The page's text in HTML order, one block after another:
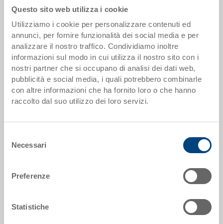
Questo sito web utilizza i cookie
Utilizziamo i cookie per personalizzare contenuti ed
annunci, per fornire funzionalità dei social media e per
analizzare il nostro traffico. Condividiamo inoltre
informazioni sul modo in cui utilizza il nostro sito con i
nostri partner che si occupano di analisi dei dati web,
pubblicità e social media, i quali potrebbero combinarle
con altre informazioni che ha fornito loro o che hanno
raccolto dal suo utilizzo dei loro servizi.
delNecessari
Preferenze
Statistiche
Scaglioni quantità Prezzo
da 250 pezzi EUR 29,00
Scaglionamento per quantità secondo le unità di imballo.
Dati articolo
Dimensioni esterne:
Colore: